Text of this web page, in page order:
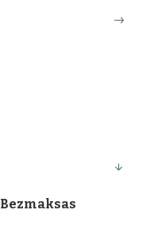
Bezmaksas